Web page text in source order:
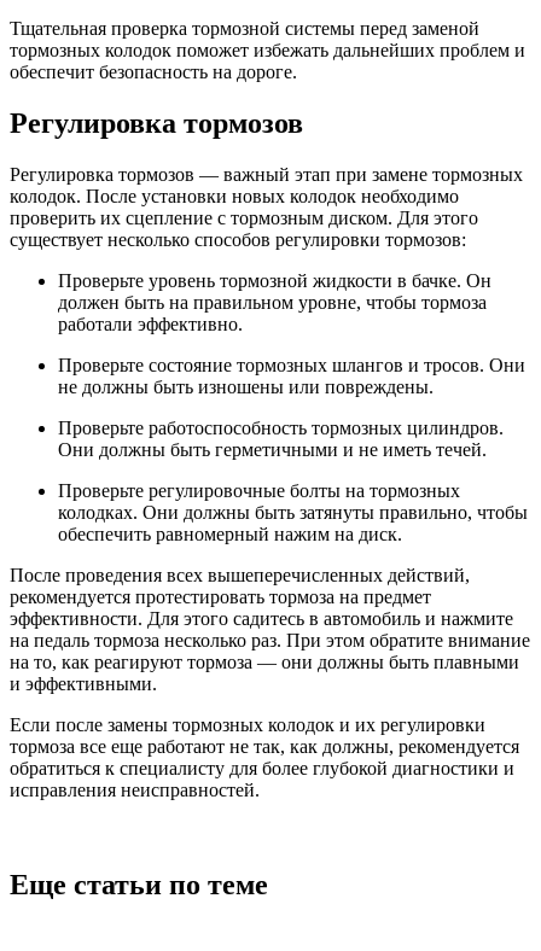
Тщательная проверка тормозной системы перед заменой
тормозных колодок поможет избежать дальнейших проблем и
обеспечит безопасность на дороге.
Регулировка тормозов
Регулировка тормозов — важный этап при замене тормозных
колодок. После установки новых колодок необходимо
проверить их сцепление с тормозным диском. Для этого
существует несколько способов регулировки тормозов:
Проверьте уровень тормозной жидкости в бачке. Он
должен быть на правильном уровне, чтобы тормоза
работали эффективно.
Проверьте состояние тормозных шлангов и тросов. Они
не должны быть изношены или повреждены.
Проверьте работоспособность тормозных цилиндров.
Они должны быть герметичными и не иметь течей.
Проверьте регулировочные болты на тормозных
колодках. Они должны быть затянуты правильно, чтобы
обеспечить равномерный нажим на диск.
После проведения всех вышеперечисленных действий,
рекомендуется протестировать тормоза на предмет
эффективности. Для этого садитесь в автомобиль и нажмите
на педаль тормоза несколько раз. При этом обратите внимание
на то, как реагируют тормоза — они должны быть плавными
и эффективными.
Если после замены тормозных колодок и их регулировки
тормоза все еще работают не так, как должны, рекомендуется
обратиться к специалисту для более глубокой диагностики и
исправления неисправностей.
Еще статьи по теме